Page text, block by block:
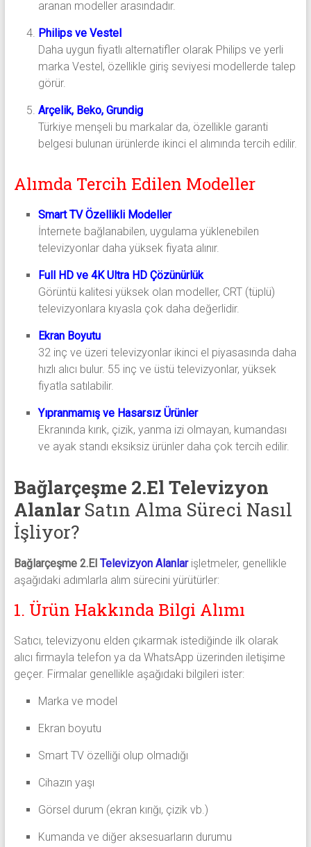
aranan modeller arasındadır.
Philips ve Vestel
Daha uygun fiyatlı alternatifler olarak Philips ve yerli
marka Vestel, özellikle giriş seviyesi modellerde talep
görür.
Arçelik, Beko, Grundig
Türkiye menşeli bu markalar da, özellikle garanti
belgesi bulunan ürünlerde ikinci el alımında tercih edilir.
Alımda Tercih Edilen Modeller
Smart TV Özellikli Modeller
İnternete bağlanabilen, uygulama yüklenebilen
televizyonlar daha yüksek fiyata alınır.
Full HD ve 4K Ultra HD Çözünürlük
Görüntü kalitesi yüksek olan modeller, CRT (tüplü)
televizyonlara kıyasla çok daha değerlidir.
Ekran Boyutu
32 inç ve üzeri televizyonlar ikinci el piyasasında daha
hızlı alıcı bulur. 55 inç ve üstü televizyonlar, yüksek
fiyatla satılabilir.
Yıpranmamış ve Hasarsız Ürünler
Ekranında kırık, çizik, yanma izi olmayan, kumandası
ve ayak standı eksiksiz ürünler daha çok tercih edilir.
Bağlarçeşme 2.El Televizyon
Alanlar Satın Alma Süreci Nasıl
İşliyor?
Bağlarçeşme 2.El Televizyon Alanlarişletmeler, genellikle
aşağıdaki adımlarla alım sürecini yürütürler:
1. Ürün Hakkında Bilgi Alımı
Satıcı, televizyonu elden çıkarmak istediğinde ilk olarak
alıcı firmayla telefon ya da WhatsApp üzerinden iletişime
geçer. Firmalar genellikle aşağıdaki bilgileri ister:
Marka ve model
Ekran boyutu
Smart TV özelliği olup olmadığı
Cihazın yaşı
Görsel durum (ekran kırığı, çizik vb.)
Kumanda ve diğer aksesuarların durumu